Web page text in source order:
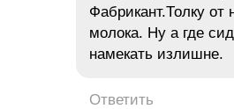
Фабрикант.Толку от
молока. Ну а где
намекать излишне.
Ответить